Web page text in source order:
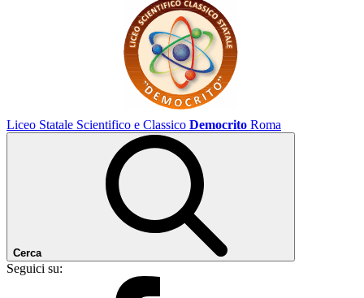
Liceo Statale Scientifico e Classico Democrito Roma
Cerca
Seguici su: